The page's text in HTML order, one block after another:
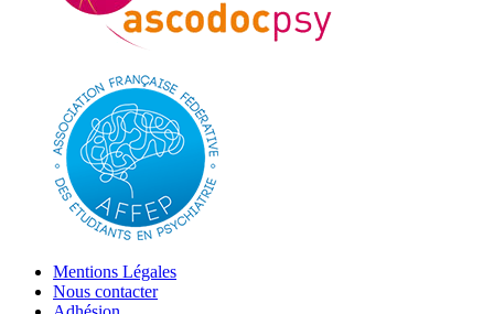
Mentions Légales
Nous contacter